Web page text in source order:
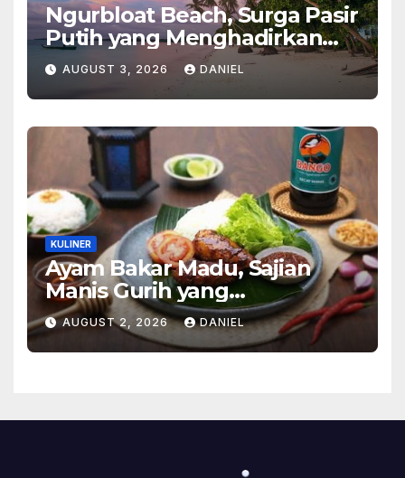
Ngurbloat Beach, Surga Pasir
Putih yang Menghadirkan
Ketenangan dan Pesona
Alam Tak Terlupakan
AUGUST 3, 2026 DANIEL
KULINER
Ayam Bakar Madu, Sajian
Manis Gurih yang
Menghangatkan Suasana
Makan
AUGUST 2, 2026 DANIEL